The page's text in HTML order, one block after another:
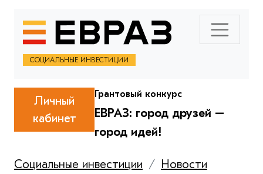
СОЦИАЛЬНЫЕ ИНВЕСТИЦИИ
Личный
кабинет
Грантовый конкурс
ЕВРАЗ: город друзей –
город идей!
Социальные инвестиции
Новости